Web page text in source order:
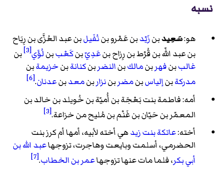
نسبه
هو:سَعِيدبنزَيْدبن عَمْرو بننُفَيلبن عبد العُزَّى بن رِيَاح
بن عبد اللّه بن قُرْط بن رِزاح بنعَدِيّبنكَعْببنلُؤَي[3]
بن
غالببنفهربنمالكبنالنضربنكنانةبنخزيمةبن
مدركةبنإلياسبنمضربننزاربنمعدبنعدنان.
[6]
أمه: فاطمة بنت بَعْجَة بن أُميّة بن خُويلد بن خالد بن
المعمّر بن حَيّان بن غَنْم بن مُليح من خزاعة.[3]
أخته:عاتكة بنت زيدهي أخته لأبيه، أمها أم كرز بنت
الحضرمي، أسلمت وبايعت وهاجرت، تزوجهاعبد الله بن
أبي بكر، فلما مات عنها تزوجهاعمر بن الخطاب.
[7]